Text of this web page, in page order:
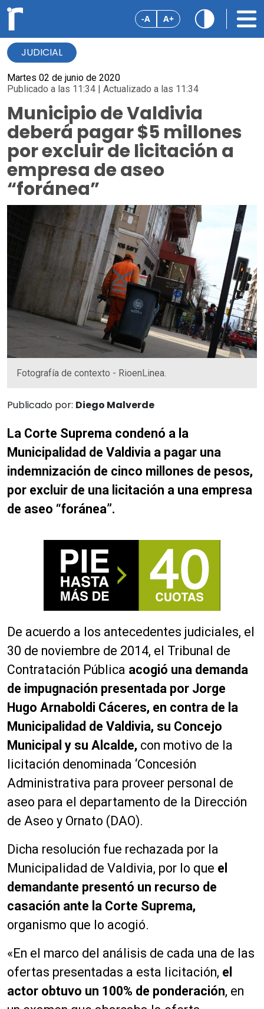
-A A+
JUDICIAL
Martes 02 de junio de 2020
Publicado a las 11:34 | Actualizado a las 11:34
Municipio de Valdivia
deberá pagar $5 millones
por excluir de licitación a
empresa de aseo
“foránea”
Fotografía de contexto - RioenLinea.
Publicado por: Diego Malverde
La Corte Suprema condenó a la
Municipalidad de Valdivia a pagar una
indemnización de cinco millones de pesos,
por excluir de una licitación a una empresa
de aseo “foránea”.
De acuerdo a los antecedentes judiciales, el
30 de noviembre de 2014, el Tribunal de
Contratación Pública acogió una demanda
de impugnación presentada por Jorge
Hugo Arnaboldi Cáceres, en contra de la
Municipalidad de Valdivia, su Concejo
Municipal y su Alcalde, con motivo de la
licitación denominada ‘Concesión
Administrativa para proveer personal de
aseo para el departamento de la Dirección
de Aseo y Ornato (DAO).
Dicha resolución fue rechazada por la
Municipalidad de Valdivia, por lo que el
demandante presentó un recurso de
casación ante la Corte Suprema,
organismo que lo acogió.
«En el marco del análisis de cada una de las
ofertas presentadas a esta licitación, el
actor obtuvo un 100% de ponderación, en